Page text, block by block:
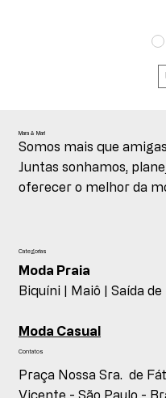
Mara & Mari
Somos mais que
Juntas sonhamos,
oferecer o melhor da
Categorias
Moda Praia
Biquíni | Maiô |Saída
Moda Casual
Contatos
Praça Nossa Sra. de
Vicente - São Paulo -